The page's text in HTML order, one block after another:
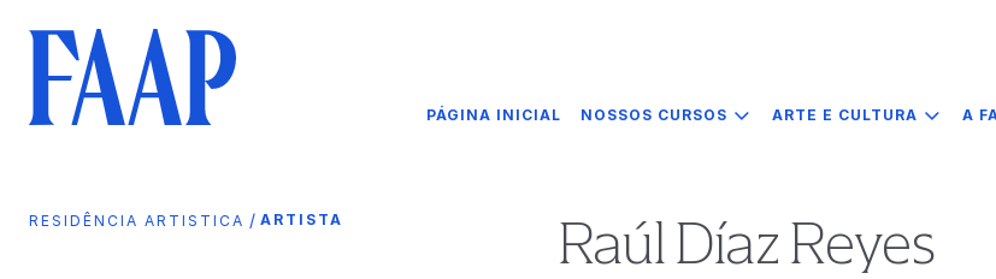
PÁGINA INICIAL NOSSOS CURSOS ARTE E CULTURA A
RESIDÊNCIA ARTISTICA / ARTISTA Raúl Díaz Reyes